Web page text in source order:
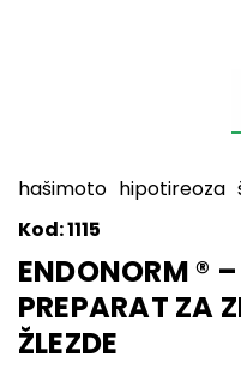
hašimoto hipotireoza
Kod:1115
ENDONORM ®
PREPARAT ZA
ŽLEZDE